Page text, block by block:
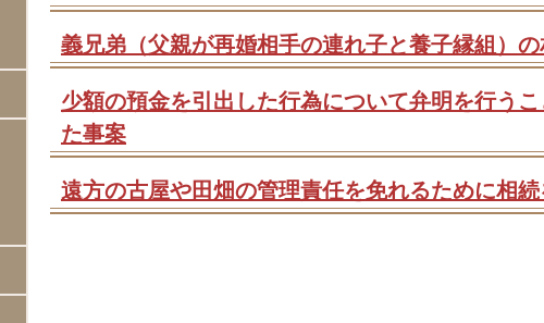
義兄弟（父親が再婚相手の連れ子と養子縁組）
少額の預金を引出した行為について弁明を行う
た事案
遠方の古屋や田畑の管理責任を免れるために相